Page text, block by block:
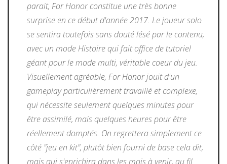
parait, For Honor constitue une très bonne
surprise en ce début d'année 2017. Le joueur solo
se sentira toutefois sans douté lésé par le contenu,
avec un mode Histoire qui fait office de tutoriel
géant pour le mode multi, véritable coeur du jeu.
Visuellement agréable, For Honor jouit d'un
gameplay particulièrement travaillé et complexe,
qui nécessite seulement quelques minutes pour
être assimilé, mais quelques heures pour être
réellement domptés. On regrettera simplement ce
côté "jeu en kit", plutôt bien fourni de base cela dit,
mais qui s'enrichira dans les mois à venir, au fil